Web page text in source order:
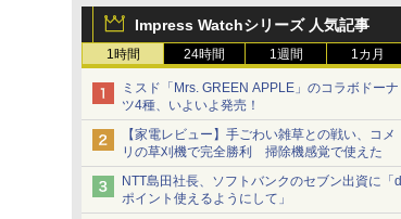
登場！
Impress Watchシリーズ 人気記事
1時間 24時間 1週間 1カ月
ミスド「Mrs. GREEN APPLE」のコラボドーナ
ツ4種、いよいよ発売！
【家電レビュー】手ごわい雑草との戦い、コメ
リの草刈機で完全勝利 掃除機感覚で使えた
NTT島田社長、ソフトバンクのセブン出資に「d
ポイント使えるようにして」